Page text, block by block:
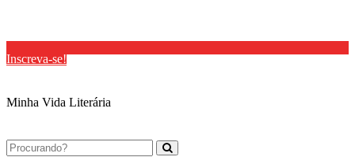
Inscreva-se!
Minha Vida Literária